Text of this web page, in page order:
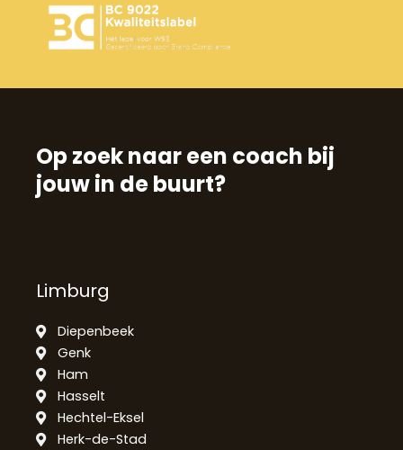
Op zoek naar een coach bij
jouw in de buurt?
Limburg
Diepenbeek
Genk
Ham
Hasselt
Hechtel-Eksel
Herk-de-Stad